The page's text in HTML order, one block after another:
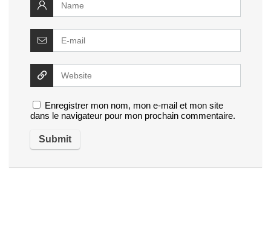
Enregistrer mon nom, mon e-mail et mon site
dans le navigateur pour mon prochain commentaire.